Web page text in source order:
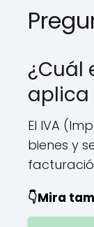
¿Cuál
aplica
El IVA
bienes y
👇Mira